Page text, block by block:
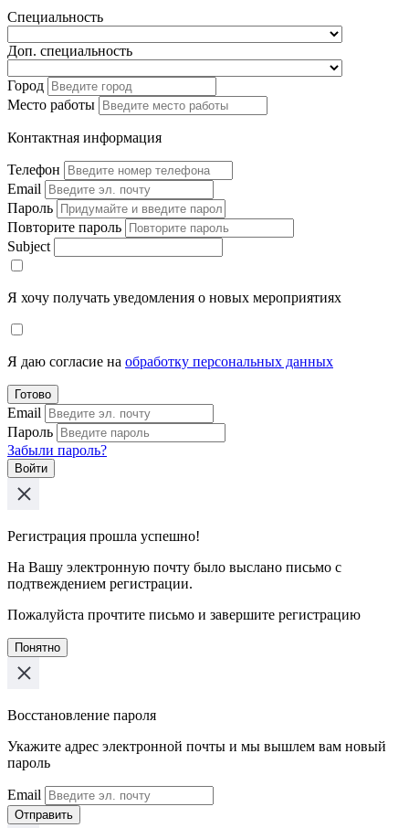
Специальность
Доп. специальность
Город
Место работы
Контактная информация
Телефон
Email
Пароль
Повторите пароль
Subject
Я хочу получать уведомления о новых мероприятиях
Я даю согласие на обработку персональных данных
Готово
Email
Пароль
Забыли пароль?
Войти
Регистрация прошла успешно!
На Вашу электронную почту было выслано письмо с
подтвеждением регистрации.
Пожалуйста прочтите письмо и завершите регистрацию
Понятно
Восстановление пароля
Укажите адрес электронной почты и мы вышлем вам новый
пароль
Email
Отправить